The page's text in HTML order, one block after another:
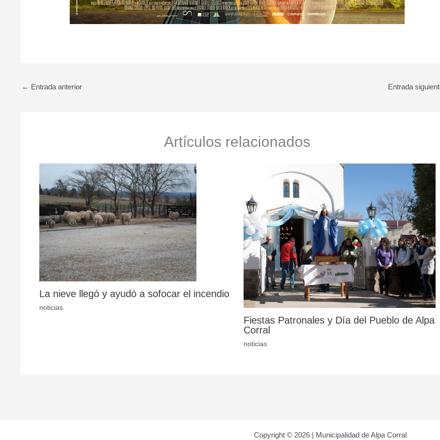
← Entrada anterior Entrada
Artículos relacionados
La nieve llegó y ayudó a sofocar el incendio
noticias
Fiestas Patronales y Día del Pueblo de Alpa
Corral
noticias
Copyright © 2026 | Municipalidad de Alpa Corral